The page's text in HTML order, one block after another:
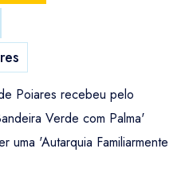
Poiares recebeu pelo
Verde com Palma'
uma 'Autarquia Familiarmente